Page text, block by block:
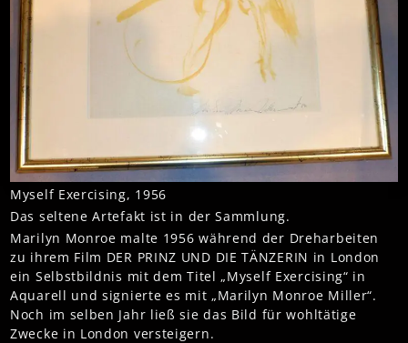
Myself Exercising, 1956
Das seltene Artefakt ist in der Sammlung.
Marilyn Monroe malte 1956 während der Dreharbeiten
zu ihrem Film DER PRINZ UND DIE TÄNZERIN in London
ein Selbstbildnis mit dem Titel „Myself Exercising“ in
Aquarell und signierte es mit „Marilyn Monroe Miller“.
Noch im selben Jahr ließ sie das Bild für wohltätige
Zwecke in London versteigern.